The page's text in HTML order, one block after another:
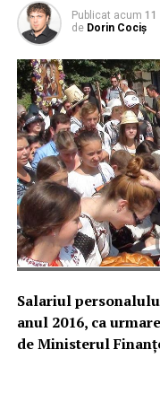
Publicat acum 11
de Dorin Cociș
Salariul
anul 2016, ca
de Ministerul